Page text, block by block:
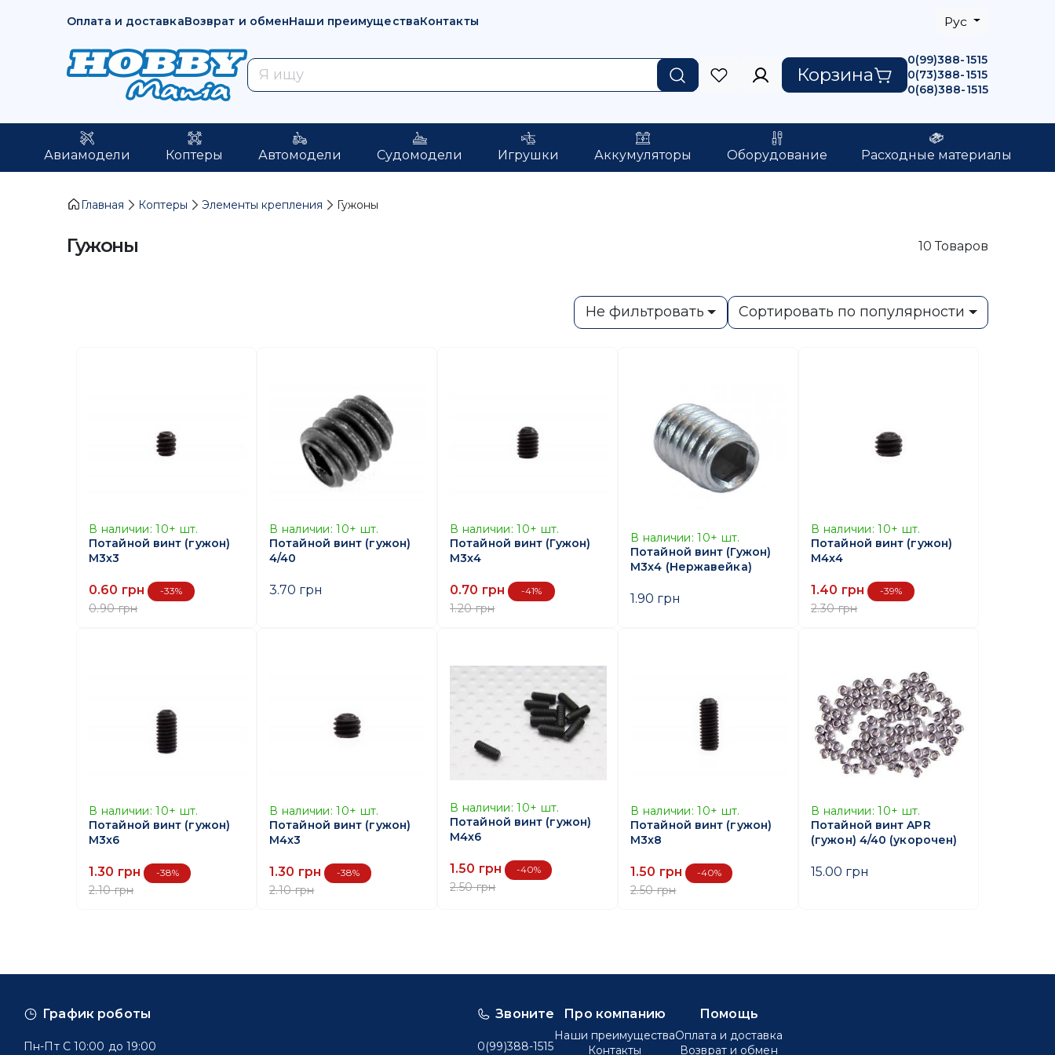
Оплата и доставкаВозврат и обменНаши преимуществаКонтакты Рус
Корзина
0(99)388-1515
0(73)388-1515
0(68)388-1515
Авиамодели Коптеры Автомодели Судомодели Игрушки Аккумуляторы Оборудование Расходные материалы
Главная Коптеры Элементы крепления Гужоны
Гужоны 10 Товаров
Не фильтровать Сортировать по популярности
В наличии: 10+ шт.
Потайной винт (гужон)
M3x3
0.60 грн -33%
0.90 грн
В наличии: 10+ шт.
Потайной винт (гужон)
4/40
3.70 грн
В наличии: 10+ шт.
Потайной винт (Гужон)
M3x4
0.70 грн -41%
1.20 грн
В наличии: 10+ шт.
Потайной винт (Гужон)
M3x4 (Нержавейка)
1.90 грн
В наличии: 10+ шт.
Потайной винт (гужон)
M4x4
1.40 грн -39%
2.30 грн
В наличии: 10+ шт.
Потайной винт (гужон)
M3x6
1.30 грн -38%
2.10 грн
В наличии: 10+ шт.
Потайной винт (гужон)
M4x3
1.30 грн -38%
2.10 грн
В наличии: 10+ шт.
Потайной винт (гужон)
M4x6
1.50 грн -40%
2.50 грн
В наличии: 10+ шт.
Потайной винт (гужон)
M3x8
1.50 грн -40%
2.50 грн
В наличии: 10+ шт.
Потайной винт APR
(гужон) 4/40 (укорочен)
15.00 грн
График роботы
Пн-Пт С 10:00 до 19:00
Звоните
0(99)388-1515
Про компанию
Наши преимущества
Контакты
Помощь
Оплата и доставка
Возврат и обмен